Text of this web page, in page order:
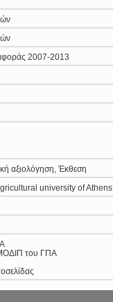
2007-2013
αξιολόγηση, Έκθεση
university of Athens
του ΓΠΑ